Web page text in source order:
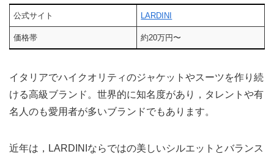
公式サイト LARDINI
価格帯 約20万円〜
イタリアでハイクオリティのジャケットやスーツを作り続
ける高級ブランド。世界的に知名度があり，タレントや有
名人のも愛用者が多いブランドでもあります。
近年は，LARDINIならではの美しいシルエットとバランス